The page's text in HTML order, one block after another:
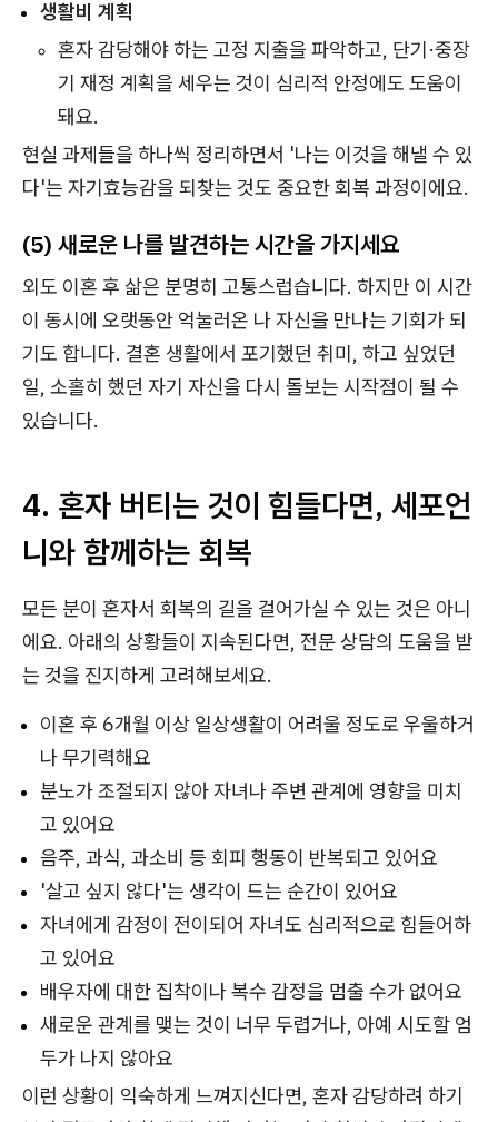
생활비 계획
혼자 감당해야 하는 고정 지출을 파악하고, 단기·중장
기 재정 계획을 세우는 것이 심리적 안정에도 도움이
돼요.
현실 과제들을 하나씩 정리하면서 '나는 이것을 해낼 수 있
다'는 자기효능감을 되찾는 것도 중요한 회복 과정이에요.
(5) 새로운 나를 발견하는 시간을 가지세요
외도 이혼 후 삶은 분명히 고통스럽습니다. 하지만 이 시간
이 동시에 오랫동안 억눌러온 나 자신을 만나는 기회가 되
기도 합니다. 결혼 생활에서 포기했던 취미, 하고 싶었던
일, 소홀히 했던 자기 자신을 다시 돌보는 시작점이 될 수
있습니다.
4. 혼자 버티는 것이 힘들다면, 세포언
니와 함께하는 회복
모든 분이 혼자서 회복의 길을 걸어가실 수 있는 것은 아니
에요. 아래의 상황들이 지속된다면, 전문 상담의 도움을 받
는 것을 진지하게 고려해보세요.
이혼 후 6개월 이상 일상생활이 어려울 정도로 우울하거
나 무기력해요
분노가 조절되지 않아 자녀나 주변 관계에 영향을 미치
고 있어요
음주, 과식, 과소비 등 회피 행동이 반복되고 있어요
'살고 싶지 않다'는 생각이 드는 순간이 있어요
자녀에게 감정이 전이되어 자녀도 심리적으로 힘들어하
고 있어요
배우자에 대한 집착이나 복수 감정을 멈출 수가 없어요
새로운 관계를 맺는 것이 너무 두렵거나, 아예 시도할 엄
두가 나지 않아요
이런 상황이 익숙하게 느껴지신다면, 혼자 감당하려 하기